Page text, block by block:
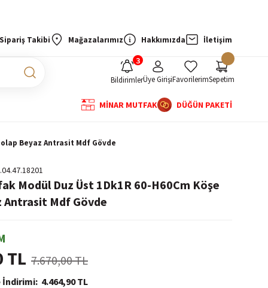
Sipariş Takibi Mağazalarımız Hakkımızda İletişim
BildirimlerÜye GirişiFavorilerimSepetim
MİNAR MUTFAK DÜĞÜN PAKETİ
Beyaz Antrasit Mdf Gövde
Modül Duz Üst 1Dk1R 60-H60Cm Köşe
Antrasit Mdf Gövde
TL 7.670,00 TL
İndirimi 4.464,90 TL